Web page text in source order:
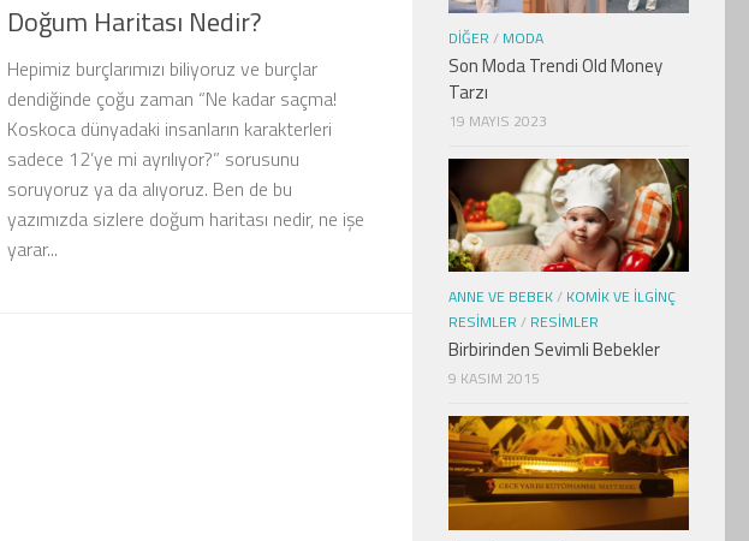
Doğum Haritası Nedir?
Hepimiz burçlarımızı biliyoruz ve burçlar
dendiğinde çoğu zaman “Ne kadar saçma!
Koskoca dünyadaki insanların karakterleri
sadece 12’ye mi ayrılıyor?” sorusunu
soruyoruz ya da alıyoruz. Ben de bu
yazımızda sizlere doğum haritası nedir, ne işe
yarar...
DIĞER / MODA
Son Moda Trendi Old Money
Tarzı
19 MAYIS 2023
ANNE VE BEBEK/ KOMIK VE İLGINÇ
RESIMLER / RESIMLER
Birbirinden Sevimli Bebekler
9 KASIM 2015